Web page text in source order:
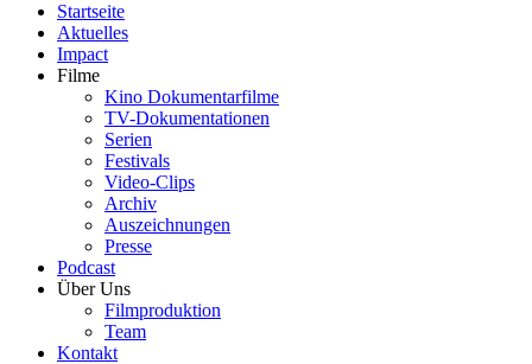
Startseite
Aktuelles
Impact
Filme
Kino Dokumentarfilme
TV-Dokumentationen
Serien
Festivals
Video-Clips
Archiv
Auszeichnungen
Presse
Podcast
Über Uns
Filmproduktion
Team
Kontakt